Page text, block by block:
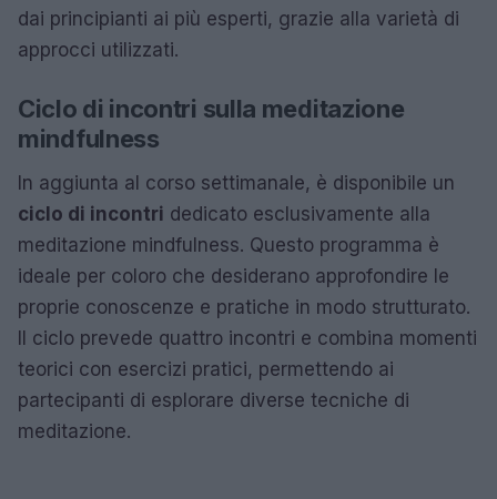
dai principianti ai più esperti, grazie alla varietà di
approcci utilizzati.
Ciclo di incontri sulla meditazione
mindfulness
In aggiunta al corso settimanale, è disponibile un
ciclo di incontri dedicato esclusivamente alla
meditazione mindfulness. Questo programma è
ideale per coloro che desiderano approfondire le
proprie conoscenze e pratiche in modo strutturato.
Il ciclo prevede quattro incontri e combina momenti
teorici con esercizi pratici, permettendo ai
partecipanti di esplorare diverse tecniche di
meditazione.